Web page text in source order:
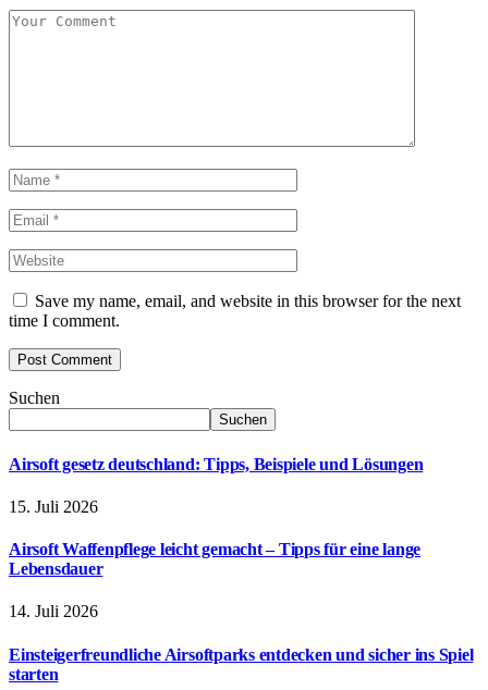
Save my name, email, and website in this browser for the next
time I comment.
Suchen
Suchen
Airsoft gesetz deutschland: Tipps, Beispiele und Lösungen
15. Juli 2026
Airsoft Waffenpflege leicht gemacht – Tipps für eine lange
Lebensdauer
14. Juli 2026
Einsteigerfreundliche Airsoftparks entdecken und sicher ins Spiel
starten